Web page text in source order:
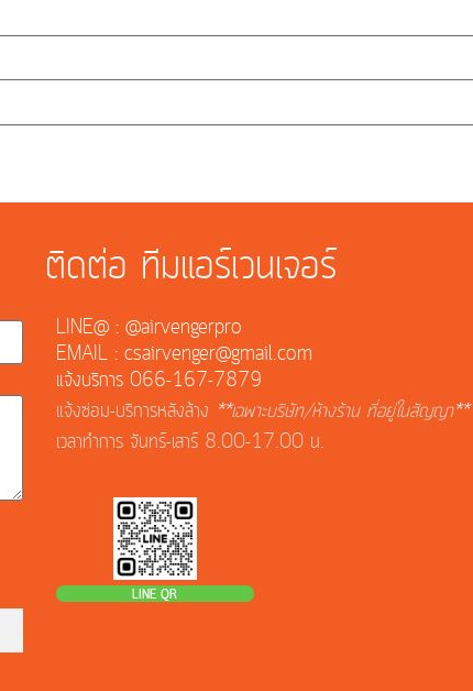
ติดต่อ ทีมแอร์เวนเจอร์
LINE@ : @airvengerpro
EMAIL : csairvenger@gmail.com
แจ้งบริการ 066-167-7879
แจ้งซ่อม-บริการหลังล้าง **เฉพาะบริษัท/ห้างร้าน ที่อยู่ในสัญญา**
เวลาทำการ จันทร์-เสาร์ 8.00-17.00 น.
LINE QR